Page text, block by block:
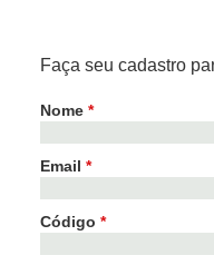
Faça seu cadastro
Nome *
Email *
Código *